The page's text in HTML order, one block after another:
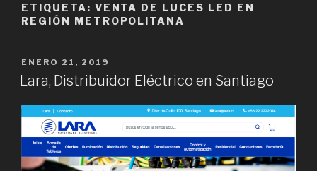
ETIQUETA: VENTA DE LUCES LED EN
REGIÓN METROPOLITANA
POSTED
ON
ENERO 21, 2019
Lara, Distribuidor Eléctrico en Santiago